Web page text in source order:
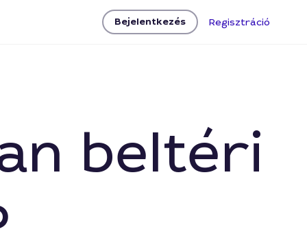
Bejelentkezés Regisztráció
beltéri